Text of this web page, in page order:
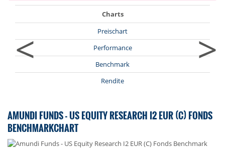
<
Charts
Preischart
Performance
Benchmark
Rendite
>
AMUNDI FUNDS - US EQUITY RESEARCH I2 EUR (C) FONDS
BENCHMARKCHART